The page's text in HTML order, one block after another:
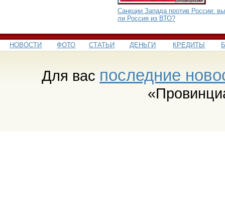
Санкции Запада против России:
ли Россия из ВТО?
НОВОСТИ ФОТО СТАТЬИ ДЕНЬГИ КРЕДИТЫ
Для вас последние